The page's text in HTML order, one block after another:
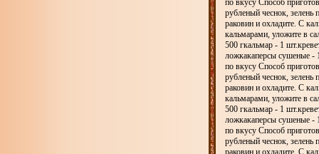
по вкусу Способ
рубленый чеснок, зелень
раковин и охладите. С
кальмарами, уложите в
500 гкальмар - 1
ложкакаперсы сушеные -
по вкусу Способ
рубленый чеснок, зелень
раковин и охладите. С
кальмарами, уложите в
500 гкальмар - 1
ложкакаперсы сушеные -
по вкусу Способ
рубленый чеснок, зелень
раковин и охладите. С